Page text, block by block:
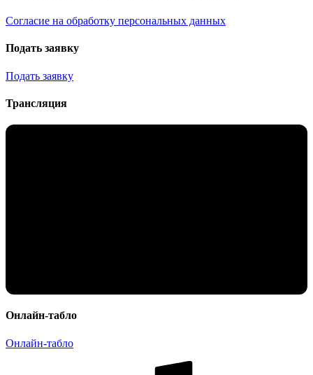
Согласие на обработку персональных данных
Подать заявку
Подать заявку
Трансляция
Онлайн-табло
Онлайн-табло